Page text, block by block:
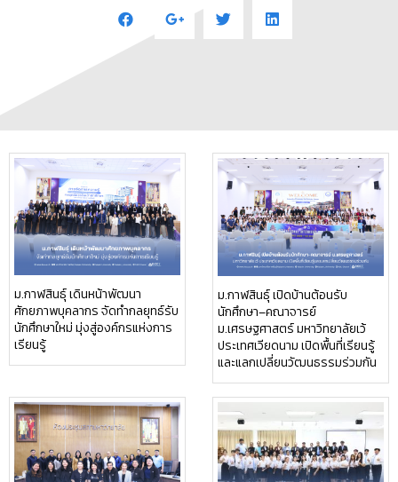
ม.กาฬสินธุ์ เดินหน้าพัฒนา
ศักยภาพบุคลากร จัดทำกลยุทธ์รับ
นักศึกษาใหม่ มุ่งสู่องค์กรแห่งการ
เรียนรู้
ม.กาฬสินธุ์ เปิดบ้านต้อนรับ
นักศึกษา–คณาจารย์
ม.เศรษฐศาสตร์ มหาวิทยาลัยเว้
ประเทศเวียดนาม เปิดพื้นที่เรียนรู้
และแลกเปลี่ยนวัฒนธรรมร่วมกัน